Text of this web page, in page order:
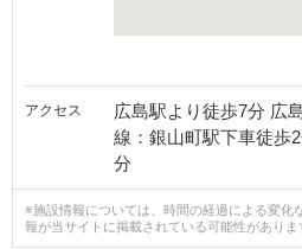
アクセス
広島駅より徒歩7分 広
線：銀山町駅下車徒歩
分
※施設情報については、時間の経過による変化
報が当サイトに掲載されている可能性がありま